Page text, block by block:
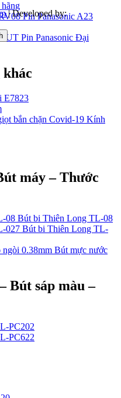
Pin Panasonic A23
Pin Panasonic Đại
E7823
Kính
máy – Thước
Bút bi Thiên Long TL-08
Bút bi Thiên Long TL-
Bút mực nước
Bút sáp màu –
PC202
PC622
| Developed by: